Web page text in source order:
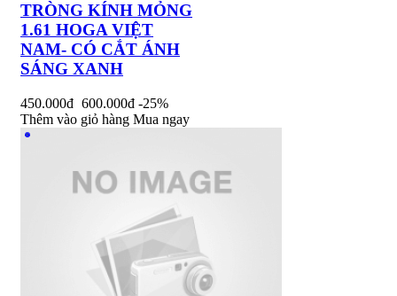
TRÒNG KÍNH MỎNG
1.61 HOGA VIỆT
NAM- CÓ CẮT ÁNH
SÁNG XANH
450.000đ 600.000đ -25%
Thêm vào giỏ hàng Mua ngay